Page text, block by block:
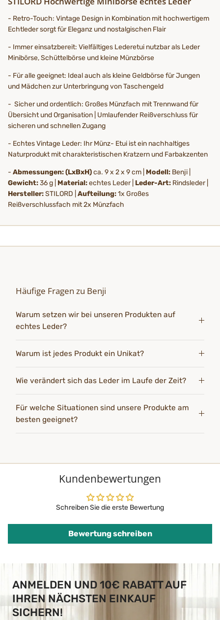
- Retro-Touch: Vintage Design in Kombination mit hochwertigem
Echtleder sorgt für Eleganz und nostalgischen Flair
- Immer einsatzbereit: Vielfältiges Lederetui nutzbar als Leder
Minibörse, Schüttelbörse und kleine Münzbörse
- Für alle geeignet: Ideal auch als kleine Geldbörse für Jungen
und Mädchen zur Unterbringung von Taschengeld
- Sicher und ordentlich: Großes Münzfach mit Trennwand für
Übersicht und Organisation | Umlaufender Reißverschluss für
sicheren und schnellen Zugang
- Echtes Vintage Leder: Ihr Münz- Etui ist ein nachhaltiges
Naturprodukt mit charakteristischen Kratzern und Farbakzenten
- Abmessungen: (LxBxH)ca. 9 x 2 x 9 cm | Modell: Benji |
Gewicht:36 g | Material:echtes Leder | Leder-Art: Rindsleder |
Hersteller:STILORD | Aufteilung:1x Großes
Reißverschlussfach mit 2x Münzfach
Häufige Fragen zu Benji
Warum setzen wir bei unseren Produkten auf
echtes Leder?
Warum ist jedes Produkt ein Unikat?
Wie verändert sich das Leder im Laufe der Zeit?
Für welche Situationen sind unsere Produkte am
besten geeignet?
Kundenbewertungen
Schreiben Sie die erste Bewertung
Bewertung schreiben
ANMELDEN UND 10€ RABATT AUF
IHREN NÄCHSTEN EINKAUF
SICHERN!